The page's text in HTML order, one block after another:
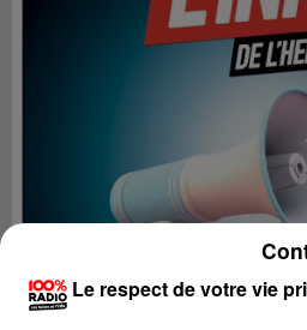
Le respect de votre vie